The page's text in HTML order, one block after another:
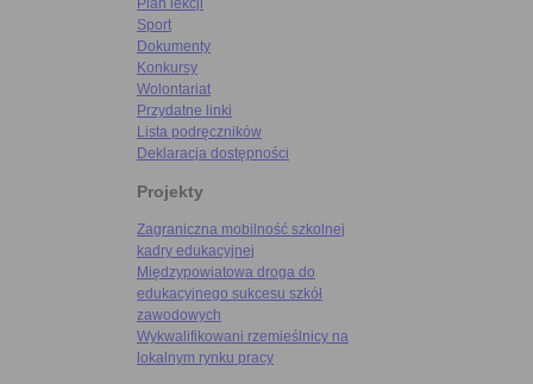
Plan lekcji
Sport
Dokumenty
Konkursy
Wolontariat
Przydatne linki
Lista podręczników
Deklaracja dostępności
Projekty
Zagraniczna mobilność szkolnej
kadry edukacyjnej
Międzypowiatowa droga do
edukacyjnego sukcesu szkół
zawodowych
Wykwalifikowani rzemieślnicy na
lokalnym rynku pracy